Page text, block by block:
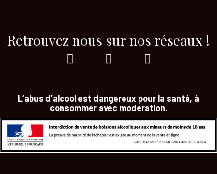
Retrouvez nous sur nos réseaux !
L’abus d’alcool est dangereux pour la santé, à
consommer avec modération.